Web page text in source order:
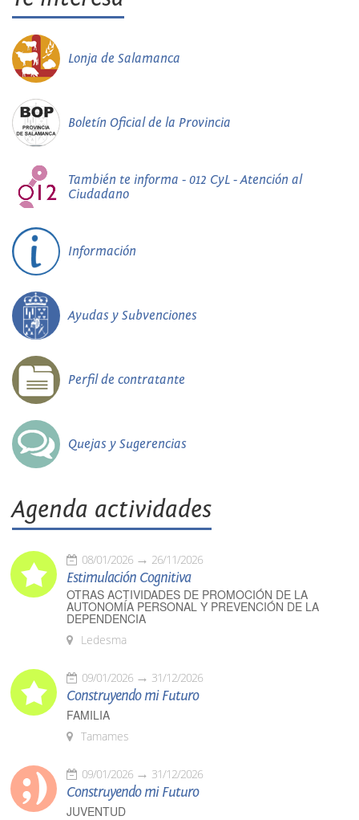
Lonja de Salamanca
Boletín Oficial de la Provincia
También te informa - 012 CyL - Atención al
Ciudadano
Información
Ayudas y Subvenciones
Perfil de contratante
Quejas y Sugerencias
Agenda actividades
08/01/2026 26/11/2026
Estimulación Cognitiva
OTRAS ACTIVIDADES DE PROMOCIÓN DE LA
AUTONOMÍA PERSONAL Y PREVENCIÓN DE LA
DEPENDENCIA
Ledesma
09/01/2026 31/12/2026
Construyendo mi Futuro
FAMILIA
Tamames
09/01/2026 31/12/2026
Construyendo mi Futuro
JUVENTUD